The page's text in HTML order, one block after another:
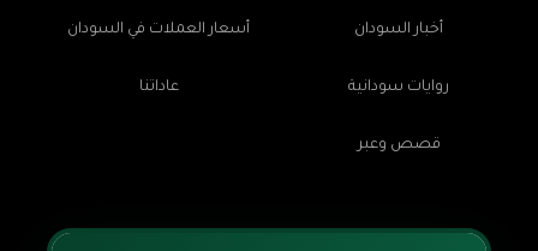
أخبار السودان أسعار العملات في السودان
روايات سودانية عاداتنا
قصص وعبر